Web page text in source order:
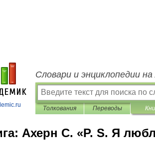
Словари и энциклопедии
Толкования Переводы
Ахерн С. «P. S. Я